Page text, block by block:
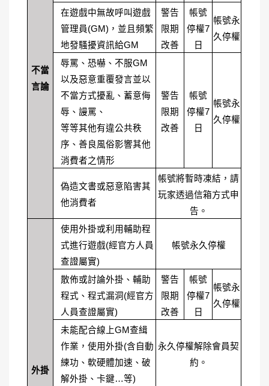
不當
言論
在遊戲中無故呼叫遊戲
管理員(GM)，並且頻繁
地發騷擾資訊給GM
警告
限期
改善
帳號
停權7
日
帳號永
久停權
辱罵、恐嚇、不服GM
以及惡意重覆發言並以
不當方式擾亂、蓄意侮
辱、謾罵、
等等其他有違公共秩
序、善良風俗影響其他
消費者之情形
警告
限期
改善
帳號
停權7
日
帳號永
久停權
偽造文書或惡意陷害其
他消費者
帳號將暫時凍結，請
玩家透過信箱方式申
告。
外掛
使用外掛或利用輔助程
式進行遊戲(經官方人員
查證屬實)
帳號永久停權
散佈或討論外掛、輔助
程式、程式漏洞(經官方
人員查證屬實)
警告
限期
改善
帳號
停權7
日
帳號永
久停權
未能配合線上GM查緝
作業，使用外掛(含自動
練功、軟硬體加速、破
解外掛、卡鍵…等)
永久停權解除會員契
約。